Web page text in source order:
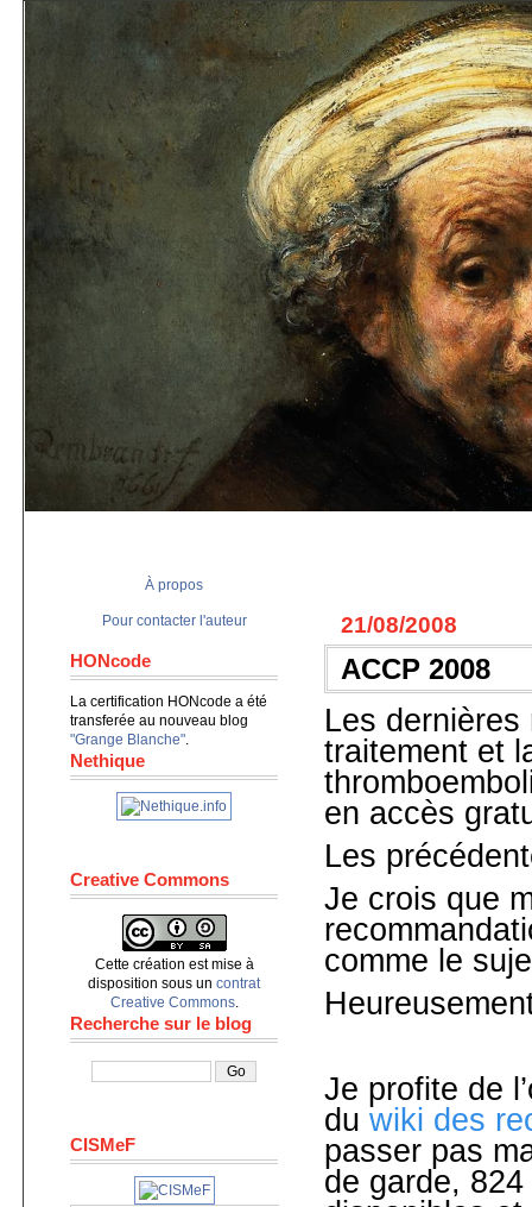
À propos
Pour contacter l'auteur
HONcode
La certification HONcode a été
transferée au nouveau blog
"Grange Blanche".
Nethique
Creative Commons
Cette création est mise à
disposition sous un contrat
Creative Commons.
Recherche sur le blog
CISMeF
21/08/2008
ACCP 2008
Les
traitement et
en accès
Les
Je crois que
comme le
Je profite de
du wiki des
passer pas
de garde,